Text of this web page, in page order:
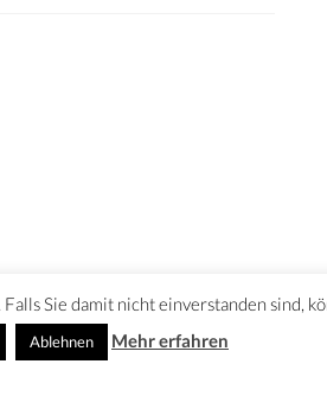
Sie damit nicht einverstanden sind,
Ablehnen Mehr erfahren